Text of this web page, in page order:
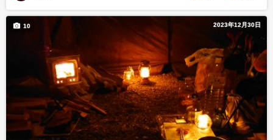
2023年12月30日
10